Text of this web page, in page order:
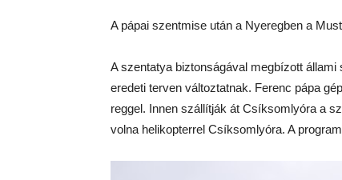
A pápai szentmise után a Nyeregben a
A szentatya biztonságával megbízott
eredeti terven változtatnak. Ferenc pápa
reggel. Innen szállítják át Csíksomlyóra a
volna helikopterrel Csíksomlyóra. A